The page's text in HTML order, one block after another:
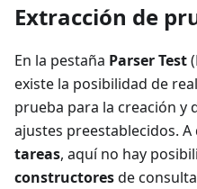
Extracción de
En la pestaña Parser Test
existe la posibilidad de
prueba para la creación y
ajustes preestablecidos.
tareas, aquí no hay
constructoresde